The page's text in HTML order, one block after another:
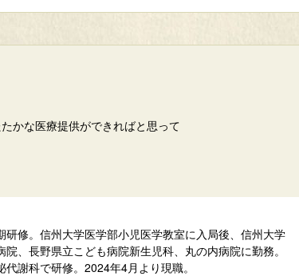
かな医療提供ができればと思って
研修。信州大学医学部小児医学教室に入局後、信州大学
、長野県立こども病院新生児科、丸の内病院に勤務。
謝科で研修。2024年4月より現職。